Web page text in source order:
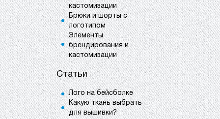
кастомизации
Брюки и шорты с
логотипом
Элементы
брендирования и
кастомизации
Статьи
Лого на бейсболке
Какую ткань выбрать
для вышивки?